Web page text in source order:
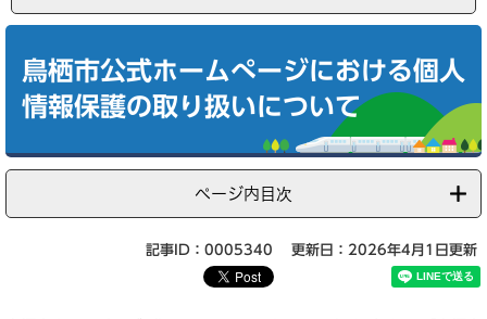
鳥栖市公式ホームぺージにおける個人
情報保護の取り扱いについて
ページ内目次
記事ID：0005340 更新日：2026年4月1日更新